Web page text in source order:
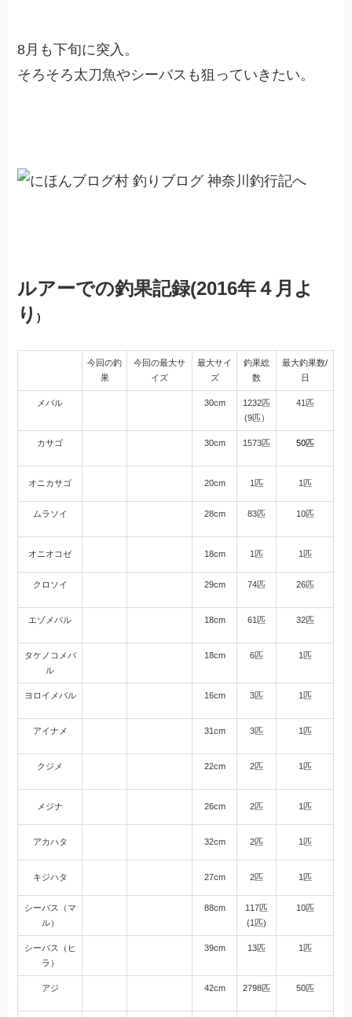
8月も下旬に突入。
そろそろ太刀魚やシーバスも狙っていきたい。
ルアーでの釣果記録(2016年４月よ
り)
今回の釣
果
今回の最大サ
イズ
最大サイ
ズ
釣果総
数
最大釣果数/
日
メバル 30cm
1232匹
(9匹）
41匹
カサゴ 30cm 1573匹 50匹
オニカサゴ 20cm 1匹 1匹
ムラソイ 28cm 83匹 10匹
オニオコゼ 18cm 1匹 1匹
クロソイ 29cm 74匹 26匹
エゾメバル 18cm 61匹 32匹
タケノコメバ
ル
18cm 6匹 1匹
ヨロイメバル 16cm 3匹 1匹
アイナメ 31cm 3匹 1匹
クジメ 22cm 2匹 1匹
メジナ 26cm 2匹 1匹
アカハタ 32cm 2匹 1匹
キジハタ 27cm 2匹 1匹
シーバス（マ
ル）
88cm
117匹
(1匹)
10匹
シーバス（ヒ
ラ）
39cm 13匹 1匹
アジ 42cm 2798匹 50匹